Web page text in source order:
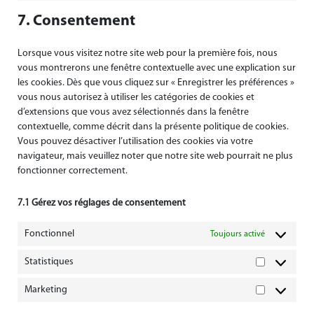
7. Consentement
Lorsque vous visitez notre site web pour la première fois, nous
vous montrerons une fenêtre contextuelle avec une explication sur
les cookies. Dès que vous cliquez sur « Enregistrer les préférences »
vous nous autorisez à utiliser les catégories de cookies et
d’extensions que vous avez sélectionnés dans la fenêtre
contextuelle, comme décrit dans la présente politique de cookies.
Vous pouvez désactiver l’utilisation des cookies via votre
navigateur, mais veuillez noter que notre site web pourrait ne plus
fonctionner correctement.
7.1 Gérez vos réglages de consentement
Fonctionnel Toujours activé
Statistiques Statistiques
Marketing Marketing